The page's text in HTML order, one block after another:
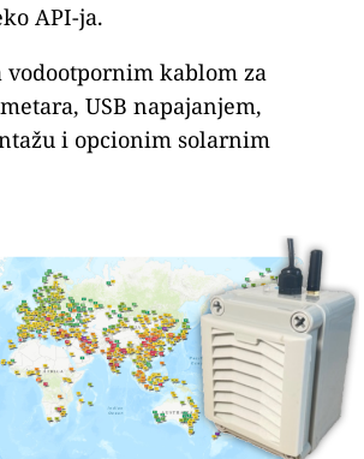
API-ja.
vodootpornim kablom za
USB napajanjem,
i opcionim solarnim